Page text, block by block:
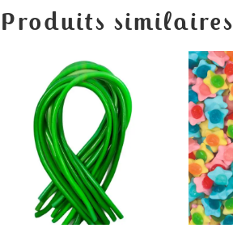
Produits similaires